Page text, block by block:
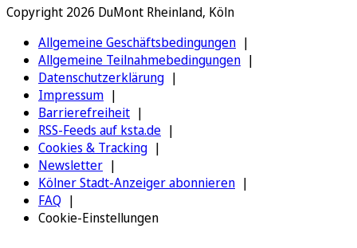
Copyright 2026 DuMont Rheinland, Köln
Allgemeine Geschäftsbedingungen
Allgemeine Teilnahmebedingungen
Datenschutzerklärung
Impressum
Barrierefreiheit
RSS-Feeds auf ksta.de
Cookies & Tracking
Newsletter
Kölner Stadt-Anzeiger abonnieren
FAQ
Cookie-Einstellungen